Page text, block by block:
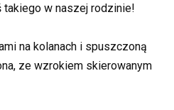
takiego w naszej rodzinie!
na kolanach i spuszczoną
ze wzrokiem skierowanym